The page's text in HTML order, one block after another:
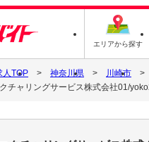
エリアから探す
人TOP 神奈川県 川崎市
チャリングサービス株式会社01/